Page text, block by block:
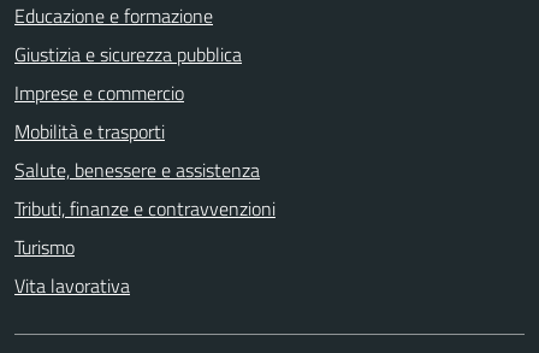
Educazione e formazione
Giustizia e sicurezza pubblica
Imprese e commercio
Mobilità e trasporti
Salute, benessere e assistenza
Tributi, finanze e contravvenzioni
Turismo
Vita lavorativa